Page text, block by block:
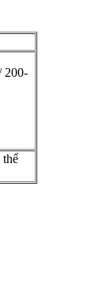
200-
thể